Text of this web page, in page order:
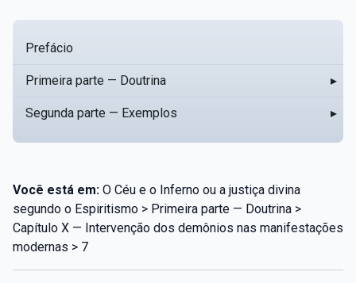
Prefácio
Primeira parte — Doutrina ▸
Segunda parte — Exemplos ▸
Você está em: O Céu e o Inferno ou a justiça divina
segundo o Espiritismo > Primeira parte — Doutrina >
Capítulo X — Intervenção dos demônios nas manifestações
modernas > 7